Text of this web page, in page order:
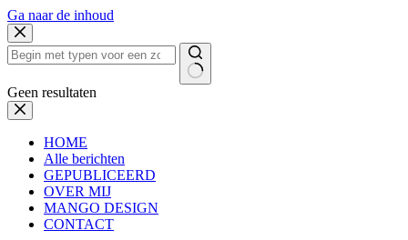
Ga naar de inhoud
Geen resultaten
HOME
Alle berichten
GEPUBLICEERD
OVER MIJ
MANGO DESIGN
CONTACT